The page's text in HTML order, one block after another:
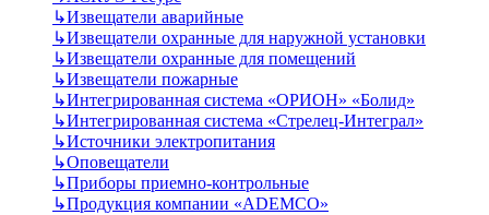
↳Извещатели аварийные
↳Извещатели охранные для наружной установки
↳Извещатели охранные для помещений
↳Извещатели пожарные
↳Интегрированная система «ОРИОН» «Болид»
↳Интегрированная система «Стрелец-Интеграл»
↳Источники электропитания
↳Оповещатели
↳Приборы приемно-контрольные
↳Продукция компании «ADEMCO»